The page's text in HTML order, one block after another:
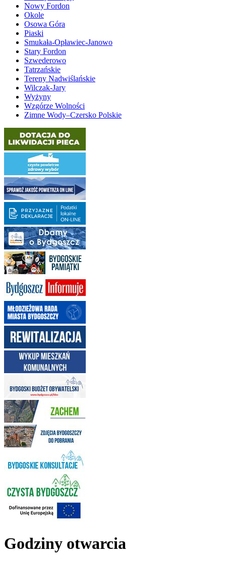
Nowy Fordon
Okole
Osowa Góra
Piaski
Smukała-Opławiec-Janowo
Stary Fordon
Szwederowo
Tatrzańskie
Tereny Nadwiślańskie
Wilczak-Jary
Wyżyny
Wzgórze Wolności
Zimne Wody–Czersko Polskie
Godziny otwarcia